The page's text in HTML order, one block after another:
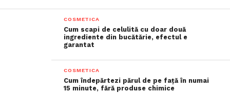
COSMETICA
Cum scapi de celulită cu doar două
ingrediente din bucătărie, efectul e
garantat
COSMETICA
Cum îndepărtezi părul de pe față în numai
15 minute, fără produse chimice